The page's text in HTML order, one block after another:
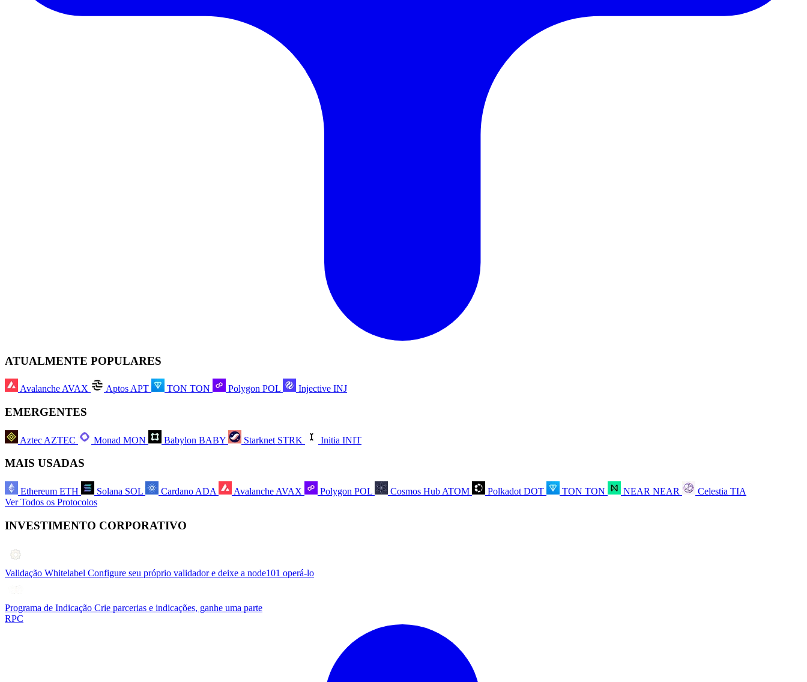
ATUALMENTE POPULARES
Avalanche AVAX Aptos APT TON TON Polygon POL Injective INJ
EMERGENTES
Aztec AZTEC Monad MON Babylon BABY Starknet STRK Initia INIT
MAIS USADAS
Ethereum ETH Solana SOL Cardano ADA Avalanche AVAX Polygon POL Cosmos Hub ATOM Polkadot DOT TON TON NEAR NEAR Celestia TIA
Ver Todos os Protocolos
INVESTIMENTO CORPORATIVO
Validação Whitelabel Configure seu próprio validador e deixe a node101 operá-lo
Programa de Indicação Crie parcerias e indicações, ganhe uma parte
RPC